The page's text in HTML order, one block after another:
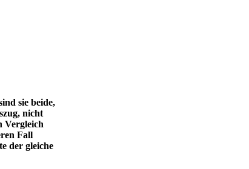
sie beide,
nicht
Vergleich
Fall
der gleiche